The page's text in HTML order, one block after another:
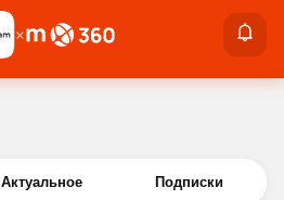
Войти
×
Актуальное Подписки